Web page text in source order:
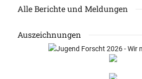
Alle Berichte und Meldungen
Auszeichnungen